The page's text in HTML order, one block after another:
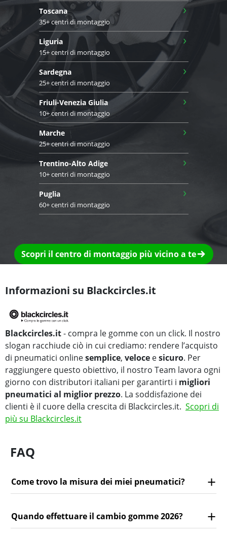
Toscana
35+ centri di montaggio
›
Liguria
15+ centri di montaggio
›
Sardegna
25+ centri di montaggio
›
Friuli-Venezia Giulia
10+ centri di montaggio
›
Marche
25+ centri di montaggio
›
Trentino-Alto Adige
10+ centri di montaggio
›
Puglia
60+ centri di montaggio
›
Scopri il centro di montaggio più vicino a te
Informazioni su Blackcircles.it
Blackcircles.it- compra le gomme con un click. Il nostro
slogan racchiude ciò in cui crediamo: rendere l’acquisto
di pneumatici onlinesemplice, veloce esicuro. Per
raggiungere questo obiettivo, il nostro Team lavora ogni
giorno con distributori italiani per garantirti i migliori
pneumatici al miglior prezzo. La soddisfazione dei
clienti è il cuore della crescita di Blackcircles.it. Scopri di
più su Blackcircles.it
FAQ
Come trovo la misura dei miei pneumatici?
Quando effettuare il cambio gomme 2026?